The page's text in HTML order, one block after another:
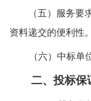
（五） 服务要
资料递交的便利性。
（六） 中标单
二、投标保